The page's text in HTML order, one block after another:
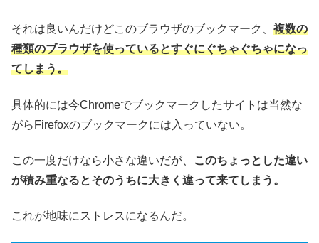
それは良いんだけどこのブラウザのブックマーク、 複数の
種類のブラウザを使っているとすぐにぐちゃぐちゃになっ
てしまう。
具体的には今Chromeでブックマークしたサイトは当然な
がらFirefoxのブックマークには入っていない。
この一度だけなら小さな違いだが、
このちょっとした違い
が積み重なるとそのうちに大きく違って来てしまう。
これが地味にストレスになるんだ。